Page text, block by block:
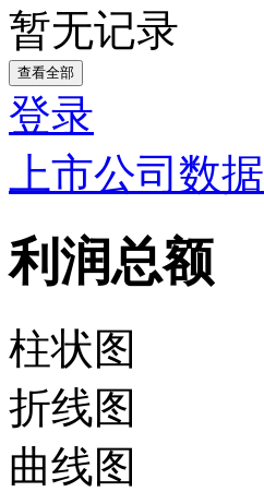
暂无记录
查看全部
登录
上市公司数据
利润总额
柱状图
折线图
曲线图